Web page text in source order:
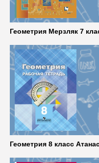
Геометрия Мерзляк 7
Геометрия 8 класс